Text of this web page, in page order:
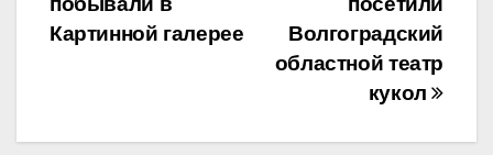
по
Волгоградский
областной театр
кукол
Картинной галерее